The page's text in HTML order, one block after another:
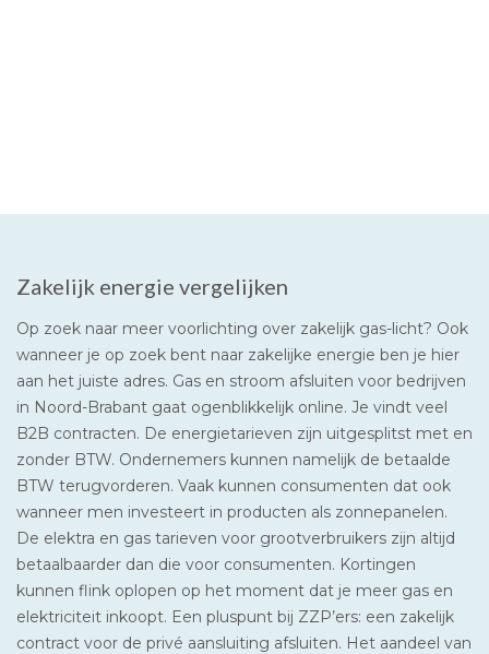
Zakelijk energie vergelijken
Op zoek naar meer voorlichting over zakelijk gas-licht? Ook
wanneer je op zoek bent naar zakelijke energie ben je hier
aan het juiste adres. Gas en stroom afsluiten voor bedrijven
in Noord-Brabant gaat ogenblikkelijk online. Je vindt veel
B2B contracten. De energietarieven zijn uitgesplitst met en
zonder BTW. Ondernemers kunnen namelijk de betaalde
BTW terugvorderen. Vaak kunnen consumenten dat ook
wanneer men investeert in producten als zonnepanelen.
De elektra en gas tarieven voor grootverbruikers zijn altijd
betaalbaarder dan die voor consumenten. Kortingen
kunnen flink oplopen op het moment dat je meer gas en
elektriciteit inkoopt. Een pluspunt bij ZZP’ers: een zakelijk
contract voor de privé aansluiting afsluiten. Het aandeel van